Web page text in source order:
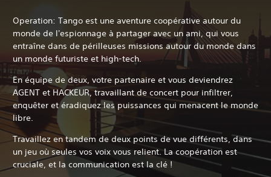
Operation: Tango est une aventure coopérative autour du
monde de l'espionnage à partager avec un ami, qui vous
entraîne dans de périlleuses missions autour du monde dans
un monde futuriste et high-tech.
En équipe de deux, votre partenaire et vous deviendrez
AGENT et HACKEUR, travaillant de concert pour infiltrer,
enquêter et éradiquez les puissances qui menacent le monde
libre.
Travaillez en tandem de deux points de vue différents, dans
un jeu où seules vos voix vous relient. La coopération est
cruciale, et la communication est la clé !